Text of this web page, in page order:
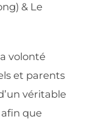
& Le
volonté
et parents
véritable
que